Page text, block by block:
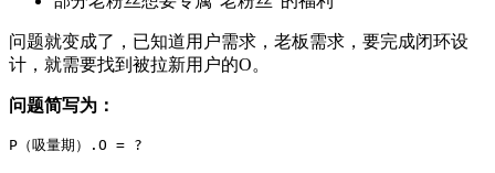
问题就变成了，已知道用户需求，老板需求，要完成闭环设
计，就需要找到被拉新用户的O。
问题简写为：
P（吸量期）.O = ?